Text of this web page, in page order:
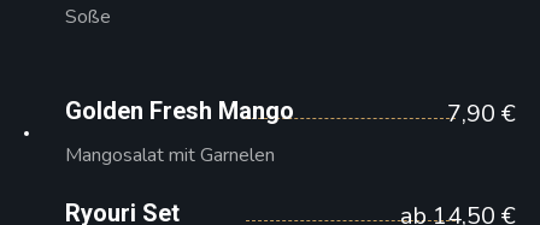
Soße
Golden Fresh Mango 7,90 €
Mangosalat mit Garnelen
Ryouri Set ab 14,50 €